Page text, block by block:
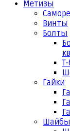
Метизы
Винты
Болты
Гайки
Шайбы